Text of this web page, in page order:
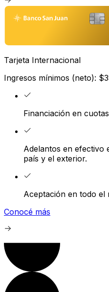
Tarjeta Internacional
Ingresos mínimos (neto):
Financiación en
Adelantos en efectivo
país y el exterior.
Aceptación en todo el
Conocé más